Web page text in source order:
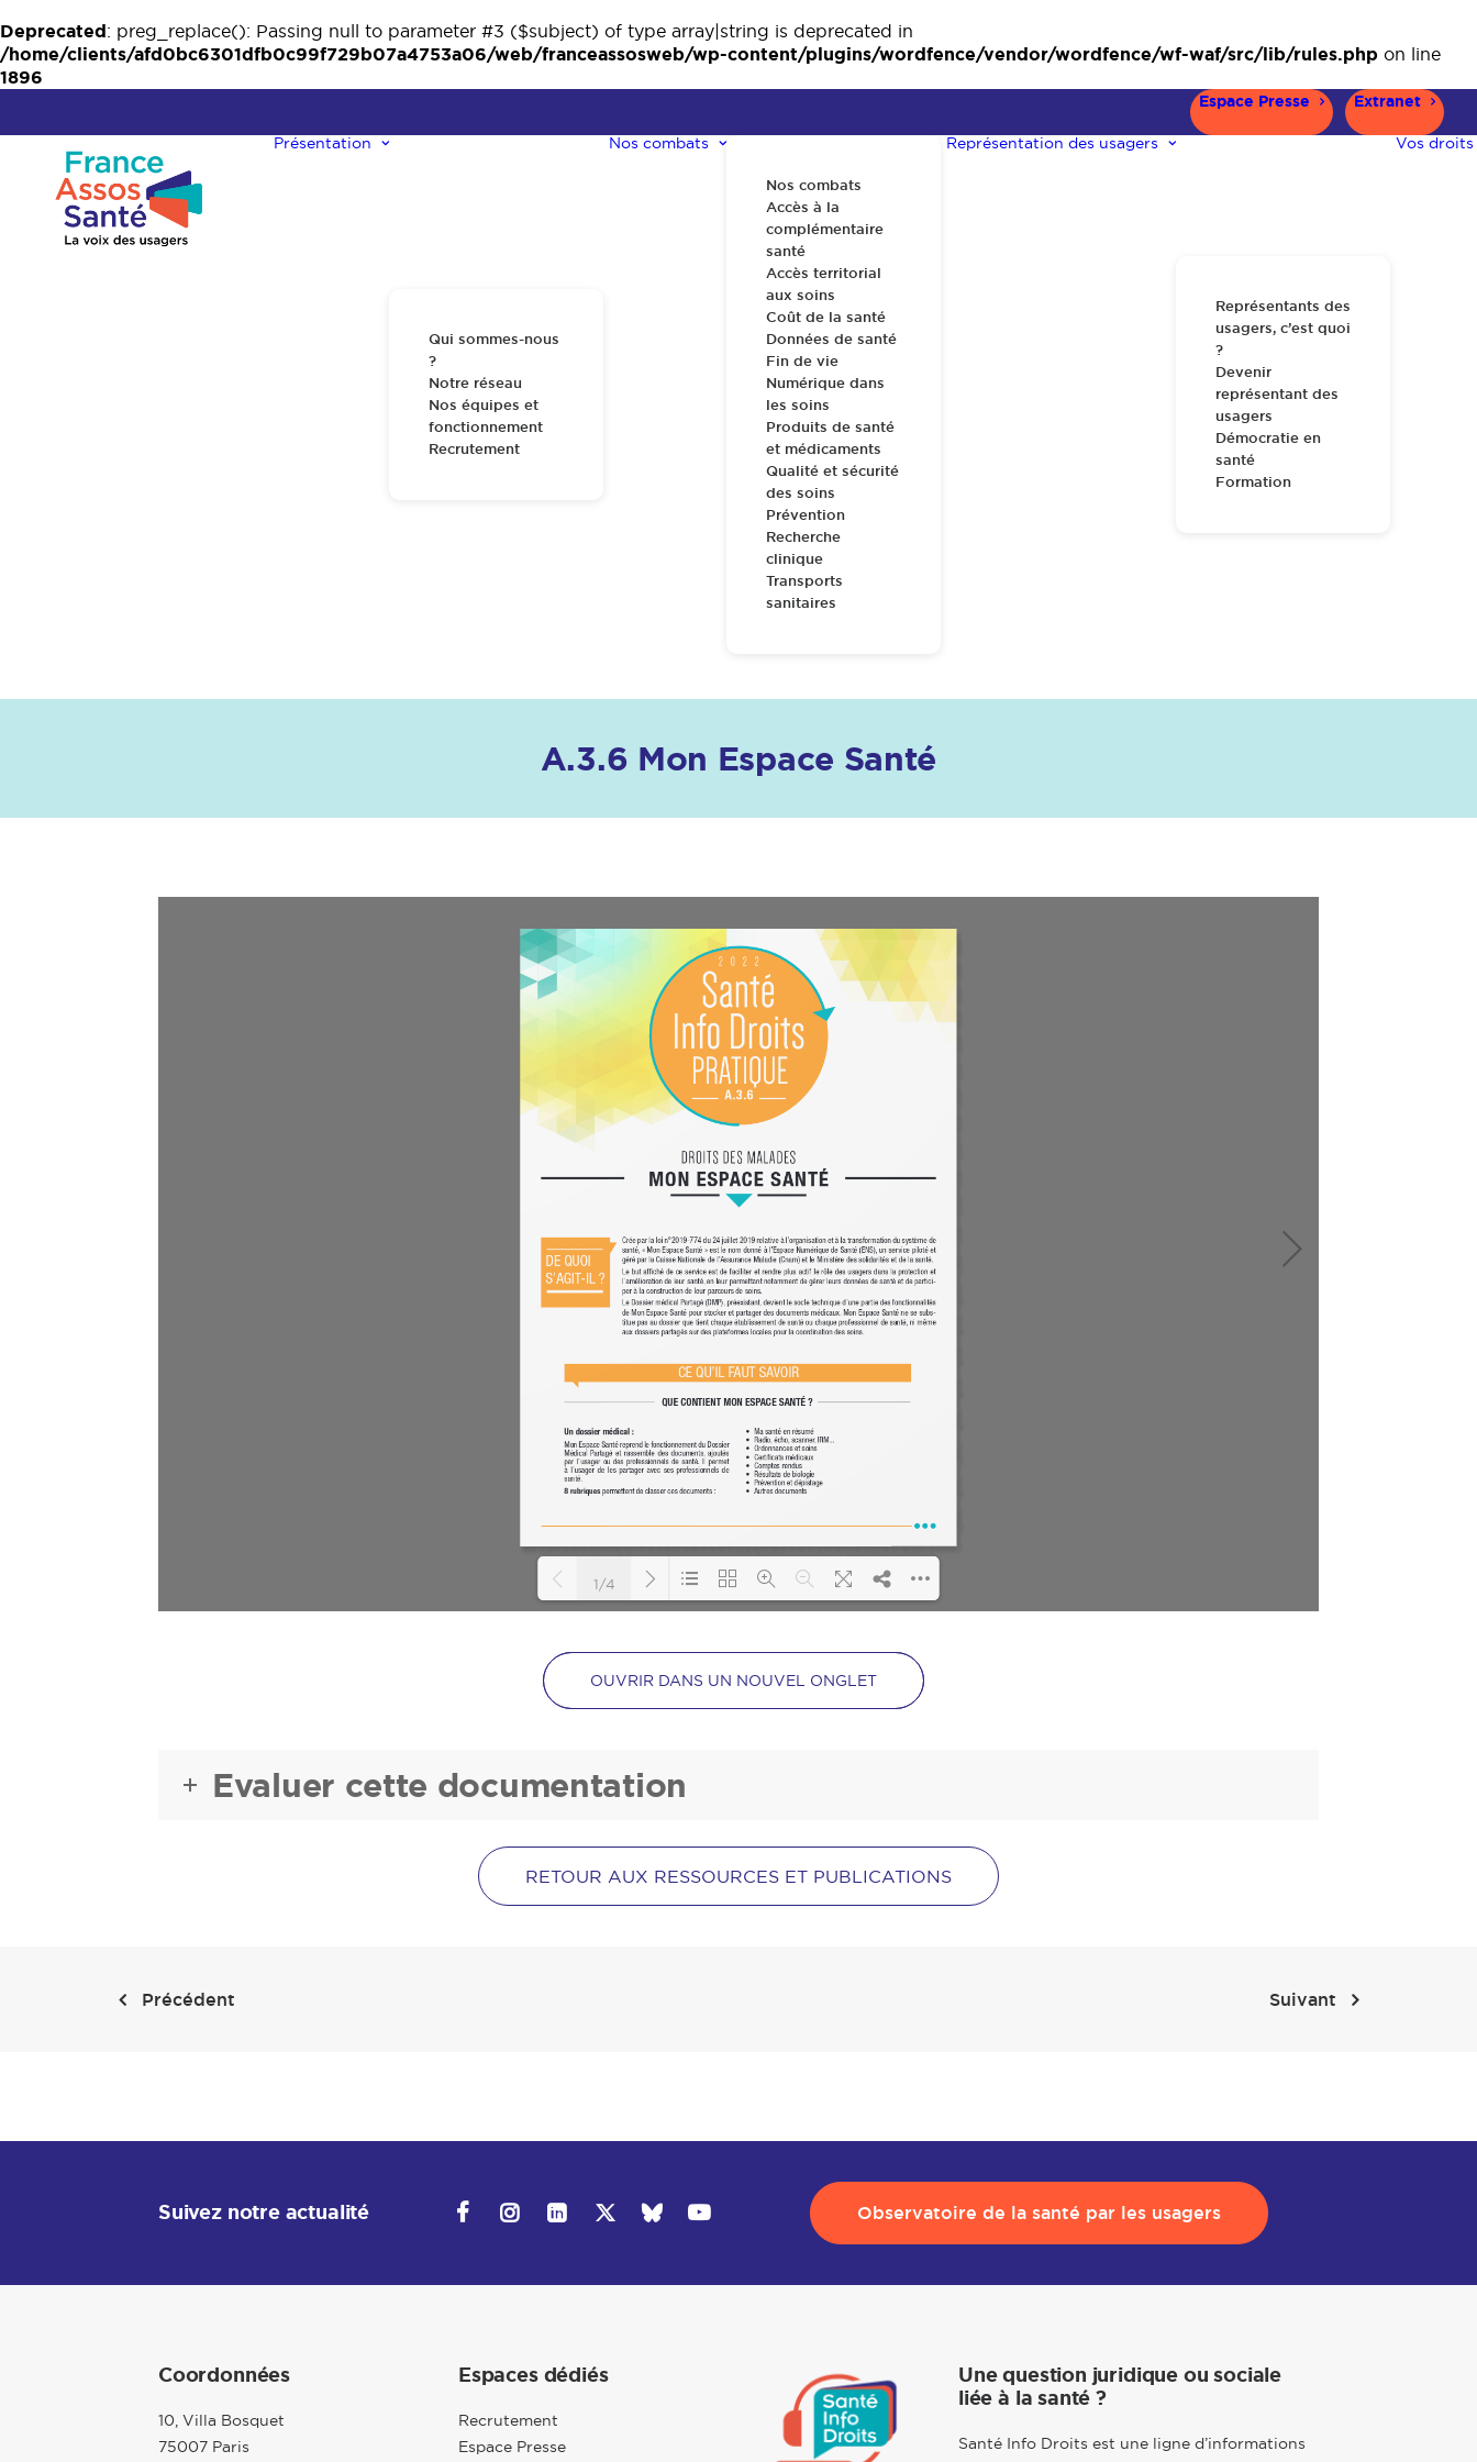
Deprecated: preg_replace(): Passing null to parameter #3 ($subject) of type array|string is deprecated in
/home/clients/afd0bc6301dfb0c99f729b07a4753a06/web/franceassosweb/wp-content/plugins/wordfence/vendor/wordfence/wf-waf/src/lib/rules.php on line
1896
Espace Presse Extranet
Présentation
Qui sommes-nous
?
Notre réseau
Nos équipes et
fonctionnement
Recrutement
Nos combats
Nos combats
Accès à la
complémentaire
santé
Accès territorial
aux soins
Coût de la santé
Données de santé
Fin de vie
Numérique dans
les soins
Produits de santé
et médicaments
Qualité et sécurité
des soins
Prévention
Recherche
clinique
Transports
sanitaires
Représentation des usagers
Représentants des
usagers, c’est quoi
?
Devenir
représentant des
usagers
Démocratie en
santé
Formation
Vos droits
A.3.6 Mon Espace Santé
1/4
OUVRIR DANS UN NOUVEL ONGLET
Evaluer cette documentation
RETOUR AUX RESSOURCES ET PUBLICATIONS
Précédent Suivant
Suivez notre actualité Observatoire de la santé par les usagers
Coordonnées
10, Villa Bosquet
75007 Paris
Espaces dédiés
Recrutement
Espace Presse
Une question juridique ou sociale
liée à la santé ?
Santé Info Droits est une ligne d’informations